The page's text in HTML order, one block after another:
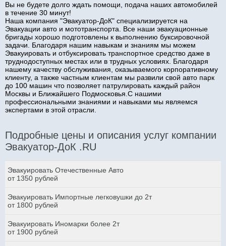
Вы не будете долго ждать помощи, подача наших автомобилей
в течение 30 минут!
Наша компания "Эвакуатор-ДоК" специализируется на
Эвакуации авто и мототранспорта. Все наши эвакуационные
бригады хорошо подготовлены к выполнению буксировочной
задачи. Благодаря нашим навыкам и знаниям мы можем
Эвакуировать и отбуксировать транспортное средство даже в
труднодоступных местах или в трудных условиях. Благодаря
нашему качеству обслуживания, оказываемого корпоративному
клиенту, а также частным клиентам мы развили свой авто парк
до 100 машин что позволяет патрулировать каждый район
Москвы и Ближайшего Подмосковья.С нашими
профессиональными знаниями и навыками мы являемся
экспертами в этой отрасли.
Подробные цены и описания услуг компании
Эвакуатор-ДоК .RU
Эвакуировать Отечественные Авто
от 1350 рублей
Эвакуировать Импортные легковушки до 2т
от 1800 рублей
Эвакуировать Иномарки более 2т
от 1900 рублей